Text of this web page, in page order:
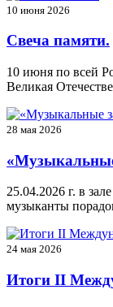
10 июня 2026
Свеча памяти.
10 июня по всей
Великая
28 мая 2026
25.04.2026 г. в
музыканты
24 мая 2026
Итоги II